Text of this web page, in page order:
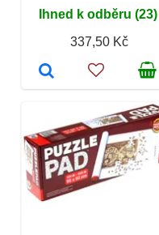
Ihned k odběru (23)
337,50 Kč